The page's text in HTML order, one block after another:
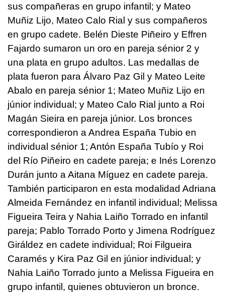
sus compañeras en grupo infantil; y Mateo
Muñiz Lijo, Mateo Calo Rial y sus compañeros
en grupo cadete. Belén Dieste Piñeiro y Effren
Fajardo sumaron un oro en pareja sénior 2 y
una plata en grupo adultos. Las medallas de
plata fueron para Álvaro Paz Gil y Mateo Leite
Abalo en pareja sénior 1; Mateo Muñiz Lijo en
júnior individual; y Mateo Calo Rial junto a Roi
Magán Sieira en pareja júnior. Los bronces
correspondieron a Andrea España Tubio en
individual sénior 1; Antón España Tubío y Roi
del Río Piñeiro en cadete pareja; e Inés Lorenzo
Durán junto a Aitana Míguez en cadete pareja.
También participaron en esta modalidad Adriana
Almeida Fernández en infantil individual; Melissa
Figueira Teira y Nahia Laiño Torrado en infantil
pareja; Pablo Torrado Porto y Jimena Rodríguez
Giráldez en cadete individual; Roi Filgueira
Caramés y Kira Paz Gil en júnior individual; y
Nahia Laiño Torrado junto a Melissa Figueira en
grupo infantil, quienes obtuvieron un bronce.